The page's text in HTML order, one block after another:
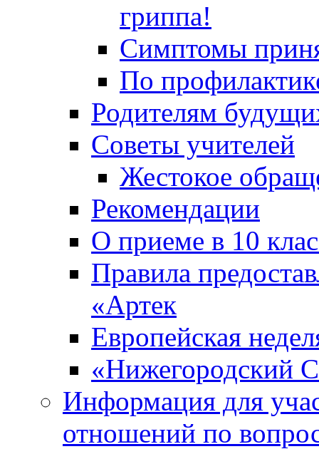
гриппа!
Симптомы
По
Родителям
Советы учителей
Жестокое
Рекомендации
О приеме в 10
Правила
«Артек
Европейская
«Нижегородский
Информация для
отношений по